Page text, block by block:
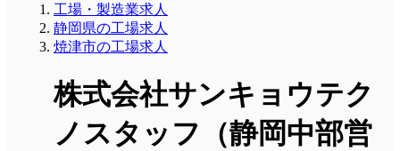
工場・製造業求人
静岡県の工場求人
焼津市の工場求人
株式会社サンキョウテク
ノスタッフ（静岡中部営